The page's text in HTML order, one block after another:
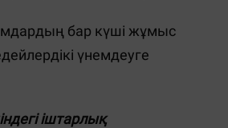
бар күші жұмыс
үнемдеуге
іштарлық